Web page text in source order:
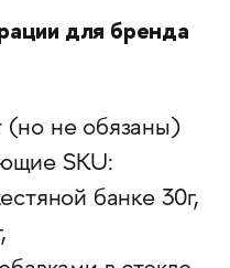
для бренда
(но не обязаны)
SKU:
банке 30г,